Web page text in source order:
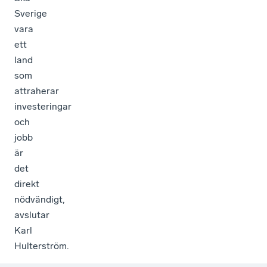
Sverige
vara
ett
land
som
attraherar
investeringar
och
jobb
är
det
direkt
nödvändigt,
avslutar
Karl
Hulterström.